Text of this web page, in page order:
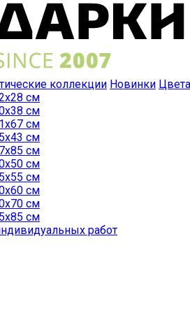
коллекции Новинки Цвета
см
см
см
см
см
см
см
см
см
см
работ